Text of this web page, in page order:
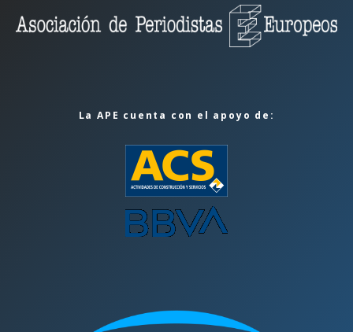
La APE cuenta con el apoyo de: